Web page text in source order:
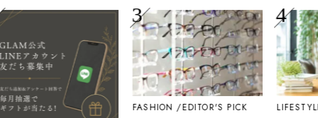
FASHION EDITOR'S PICK LIFESTYLE